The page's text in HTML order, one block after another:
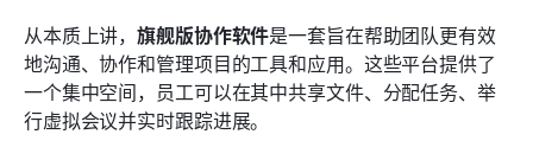
从本质上讲，旗舰版协作软件是一套旨在帮助团队更有效
地沟通、协作和管理项目的工具和应用。这些平台提供了
一个集中空间，员工可以在其中共享文件、分配任务、举
行虚拟会议并实时跟踪进展。